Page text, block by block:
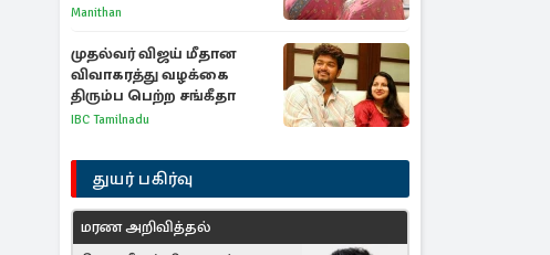
Manithan
முதல்வர் விஜய் மீதான
விவாகரத்து வழக்கை
திரும்ப பெற்ற சங்கீதா
IBC Tamilnadu
துயர் பகிர்வு
மரண அறிவித்தல்